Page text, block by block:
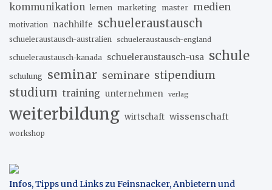
kommunikation lernen marketing master medien
motivation nachhilfe schueleraustausch
schueleraustausch-australien schueleraustausch-england
schueleraustausch-kanada schueleraustausch-usa schule
schulung seminar seminare stipendium
studium training unternehmen verlag
weiterbildung wirtschaft wissenschaft
workshop
Infos, Tipps und Links zu Feinsnacker, Anbietern und